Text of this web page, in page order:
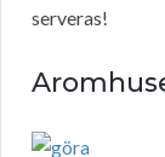
serveras!